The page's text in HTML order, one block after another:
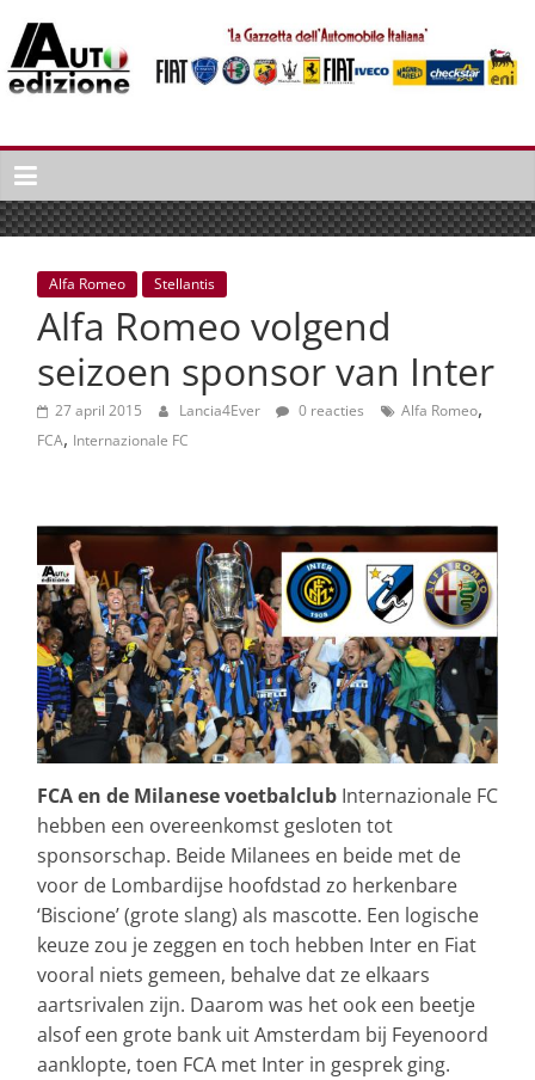
naar
inhoud
Auto
Edizione
La
Gazetta
dell'Automobile
Italiana
autonieuws
lifestyle
Alfa Romeo Stellantis
Alfa Romeo volgend
seizoen sponsor van Inter
27 april 2015 Lancia4Ever 0 reacties Alfa Romeo,
FCA, Internazionale FC
FCA en de Milanese voetbalclub Internazionale FC
hebben een overeenkomst gesloten tot
sponsorschap. Beide Milanees en beide met de
voor de Lombardijse hoofdstad zo herkenbare
‘Biscione’ (grote slang) als mascotte. Een logische
keuze zou je zeggen en toch hebben Inter en Fiat
vooral niets gemeen, behalve dat ze elkaars
aartsrivalen zijn. Daarom was het ook een beetje
alsof een grote bank uit Amsterdam bij Feyenoord
aanklopte, toen FCA met Inter in gesprek ging.